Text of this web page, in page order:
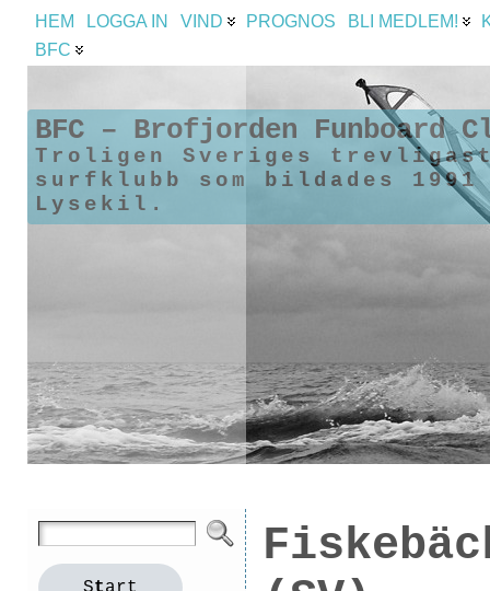
HEM LOGGA IN VIND PROGNOS BLI MEDLEM!
BFC
BFC – Brofjorden Funboard
Troligen Sveriges
surfklubb som bildades
Lysekil.